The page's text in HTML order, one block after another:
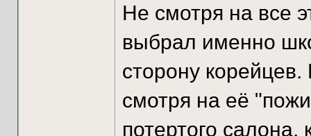
Не смотря на все
выбрал именно
сторону
смотря на её
потертого салона,